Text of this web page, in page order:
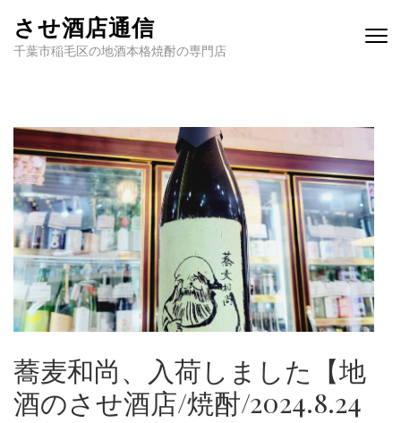
させ酒店通信
千葉市稲毛区の地酒本格焼酎の専門店
蕎麦和尚、入荷しました【地
酒のさせ酒店/焼酎/2024.8.24